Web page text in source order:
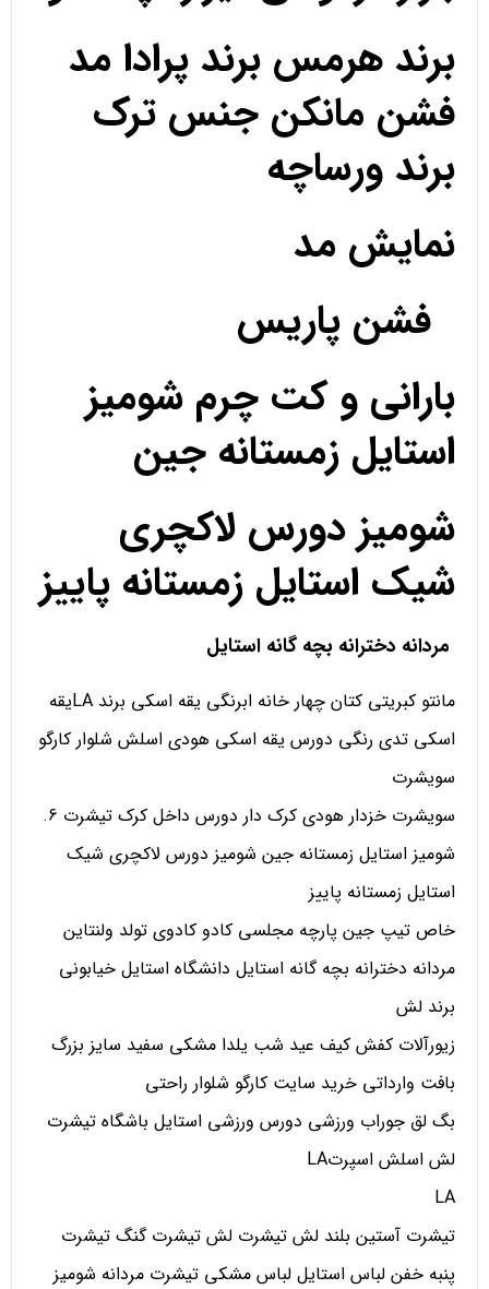
برند هرمس برند پرادا مد
فشن مانکن جنس ترک
برند ورساچه
نمایش مد
فشن پاریس
بارانی و کت چرم شومیز
استایل زمستانه جین
شومیز دورس لاکچری
شیک استایل زمستانه پاییز
مردانه دخترانه بچه گانه استایل
مانتو کبریتی کتان چهار خانه ابرنگی یقه اسکی برند LAیقه
اسکی تدی رنگی دورس یقه اسکی هودی اسلش شلوار کارگو
سویشرت
سویشرت خزدار هودی کرک دار دورس داخل کرک تیشرت 6.
شومیز استایل زمستانه جین شومیز دورس لاکچری شیک
استایل زمستانه پاییز
خاص تیپ جین پارچه مجلسی کادو کادوی تولد ولنتاین
مردانه دخترانه بچه گانه استایل دانشگاه استایل خیابونی
برند لش
زیورآلات کفش کیف عید شب یلدا مشکی سفید سایز بزرگ
بافت وارداتی خرید سایت کارگو شلوار راحتی
بگ لق جوراب ورزشی دورس ورزشی استایل باشگاه تیشرت
لش اسلش اسپرتLA
LA
تیشرت آستین بلند لش تیشرت لش تیشرت گنگ تیشرت
پنبه خفن لباس استایل لباس مشکی تیشرت مردانه شومیز